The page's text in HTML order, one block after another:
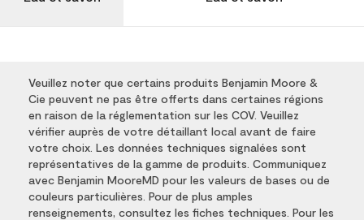
Veuillez noter que certains produits Benjamin Moore &
Cie peuvent ne pas être offerts dans certaines régions
en raison de la réglementation sur les COV. Veuillez
vérifier auprès de votre détaillant local avant de faire
votre choix. Les données techniques signalées sont
représentatives de la gamme de produits. Communiquez
avec Benjamin MooreMD pour les valeurs de bases ou de
couleurs particulières. Pour de plus amples
renseignements, consultez les fiches techniques. Pour les